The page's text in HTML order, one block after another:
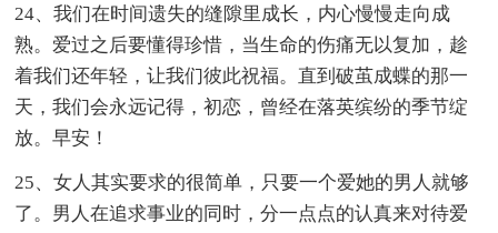
24、我们在时间遗失的缝隙里成长，内心慢慢走向成
熟。爱过之后要懂得珍惜，当生命的伤痛无以复加，趁
着我们还年轻，让我们彼此祝福。直到破茧成蝶的那一
天，我们会永远记得，初恋，曾经在落英缤纷的季节绽
放。早安！
25、女人其实要求的很简单，只要一个爱她的男人就够
了。男人在追求事业的同时，分一点点的认真来对待爱